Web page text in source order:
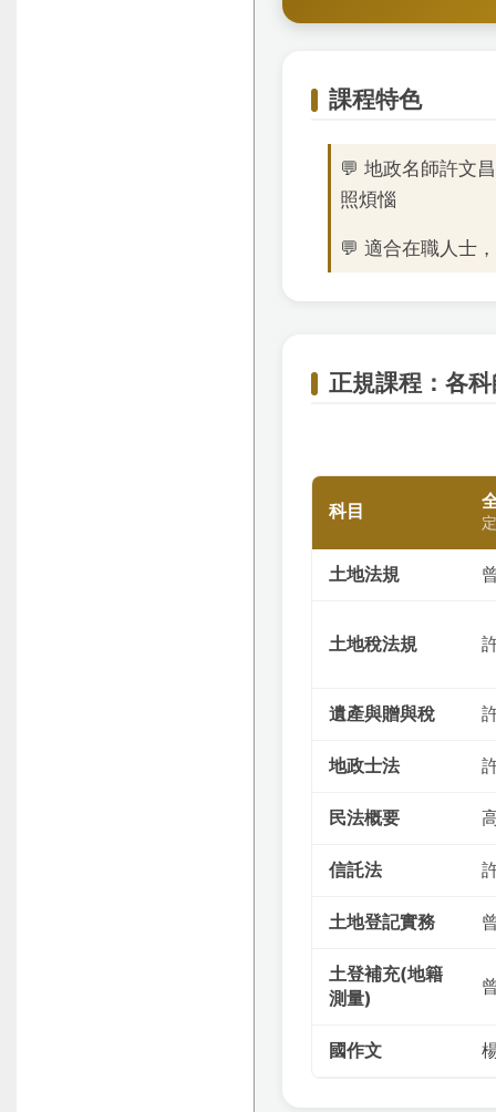
課程特色
💬 地政名師許文
照煩惱
💬 適合在職人士
正規課程：各
科目
土地法規
土地稅法規
遺產與贈與稅
地政士法
民法概要
信託法
土地登記實務
土登補充(地籍
測量)
國作文